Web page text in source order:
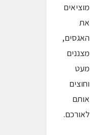
מוציאים
את
האגסים,
מצננים
מעט
וחוצים
אותם
לאורכם.